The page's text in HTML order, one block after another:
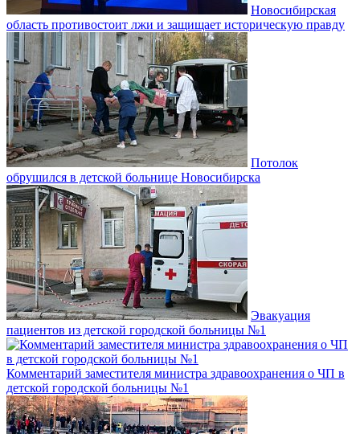
Новосибирская
область противостоит лжи и защищает историческую правду
Потолок
обрушился в детской больнице Новосибирска
Эвакуация
пациентов из детской городской больницы №1
Комментарий заместителя министра здравоохранения о ЧП в
детской городской больницы №1